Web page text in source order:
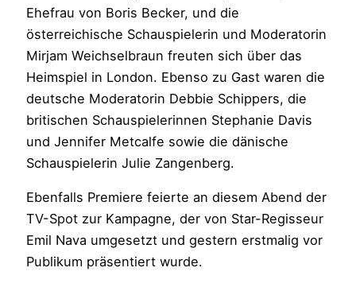
Ehefrau von Boris Becker, und die
österreichische Schauspielerin und Moderatorin
Mirjam Weichselbraun freuten sich über das
Heimspiel in London. Ebenso zu Gast waren die
deutsche Moderatorin Debbie Schippers, die
britischen Schauspielerinnen Stephanie Davis
und Jennifer Metcalfe sowie die dänische
Schauspielerin Julie Zangenberg.
Ebenfalls Premiere feierte an diesem Abend der
TV-Spot zur Kampagne, der von Star-Regisseur
Emil Nava umgesetzt und gestern erstmalig vor
Publikum präsentiert wurde.